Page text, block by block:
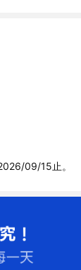
09/15止。